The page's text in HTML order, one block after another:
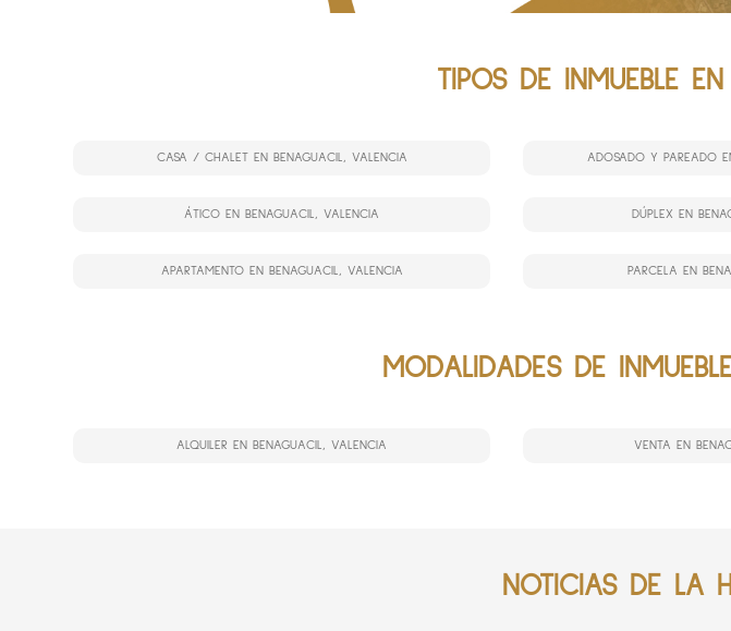
TIPOS DE INMUEBLE
CASA / CHALET EN BENAGUACIL, VALENCIA ADOSADO Y PAREADO
ÁTICO EN BENAGUACIL, VALENCIA DÚPLEX EN
APARTAMENTO EN BENAGUACIL, VALENCIA PARCELA EN
MODALIDADES DE
ALQUILER EN BENAGUACIL, VALENCIA VENTA EN
NOTICIAS DE LA